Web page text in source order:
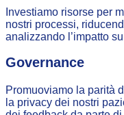
Investiamo risorse per
nostri processi,
analizzando l’impatto
Governance
Promuoviamo la parità
la privacy dei nostri